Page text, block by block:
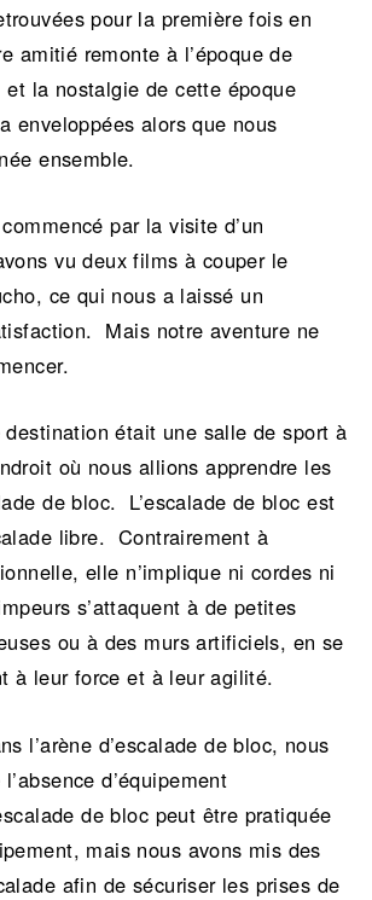
pour la première fois en
amitié remonte à l’époque de
et la nostalgie de cette époque
enveloppées alors que nous
ensemble.
par la visite d’un
vu deux films à couper le
ce qui nous a laissé un
Mais notre aventure ne
destination était une salle de sport à
où nous allions apprendre les
de bloc. L’escalade de bloc est
libre. Contrairement à
elle n’implique ni cordes ni
s’attaquent à de petites
ou à des murs artificiels, en se
à leur force et à leur agilité.
l’arène d’escalade de bloc, nous
d’équipement
de bloc peut être pratiquée
mais nous avons mis des
afin de sécuriser les prises de